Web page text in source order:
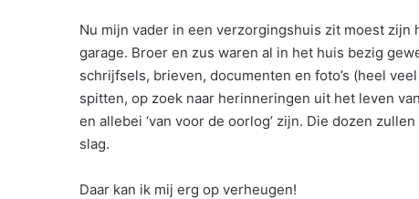
Nu mijn vader in een verzorgingshuis zit moest
garage. Broer en zus waren al in het huis bezig
schrijfsels, brieven, documenten en foto’s (heel
spitten, op zoek naar herinneringen uit het leven
en allebei ‘van voor de oorlog’ zijn. Die dozen
slag.
Daar kan ik mij erg op verheugen!